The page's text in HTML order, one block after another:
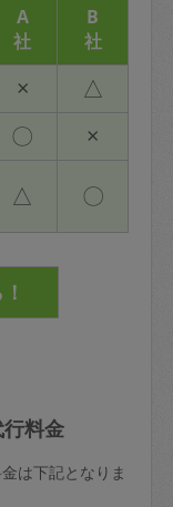
A
社
B
社
× △
〇 ×
△ 〇
料金
は下記となりま